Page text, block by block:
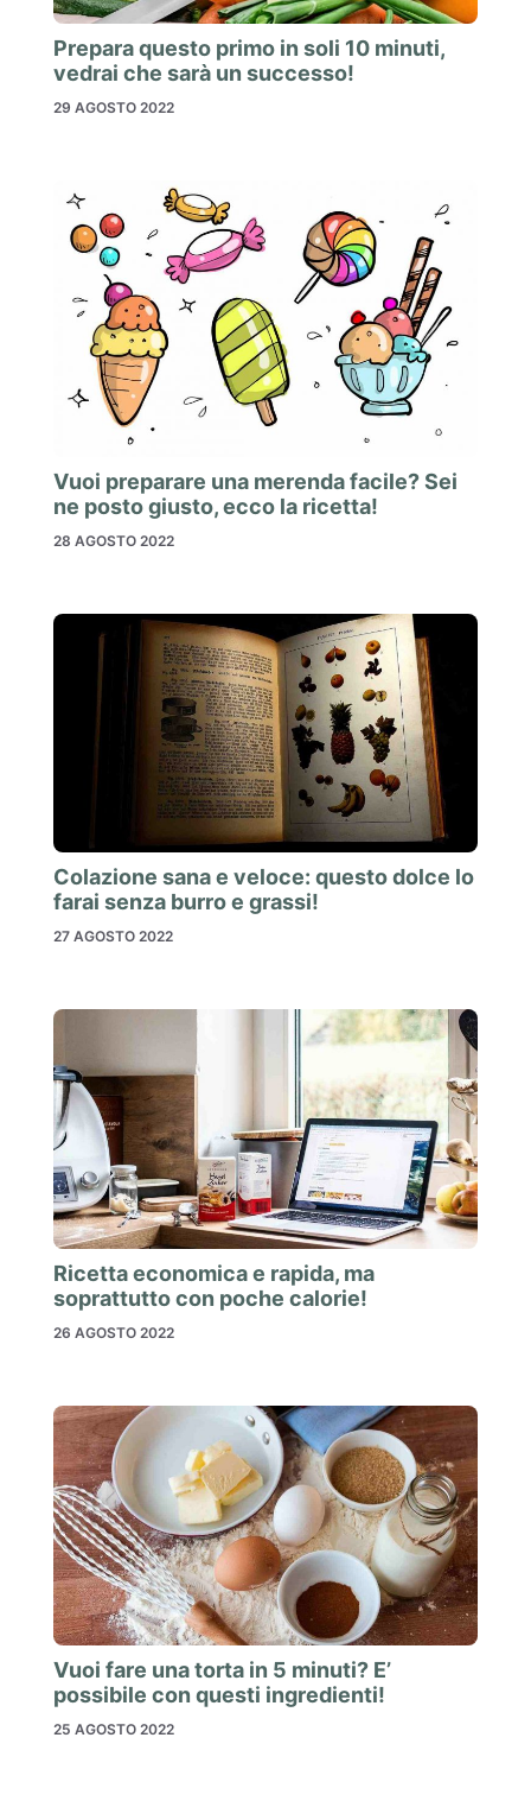
Prepara questo primo in soli 10 minuti,
vedrai che sarà un successo!
29 AGOSTO 2022
Vuoi preparare una merenda facile? Sei
ne posto giusto, ecco la ricetta!
28 AGOSTO 2022
Colazione sana e veloce: questo dolce lo
farai senza burro e grassi!
27 AGOSTO 2022
Ricetta economica e rapida, ma
soprattutto con poche calorie!
26 AGOSTO 2022
Vuoi fare una torta in 5 minuti? E’
possibile con questi ingredienti!
25 AGOSTO 2022